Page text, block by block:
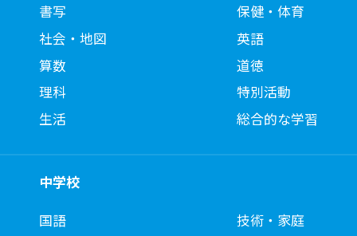
書写
社会・地図
算数
理科
生活
保健・体育
英語
道徳
特別活動
総合的な学習
中学校
国語
技術・家庭